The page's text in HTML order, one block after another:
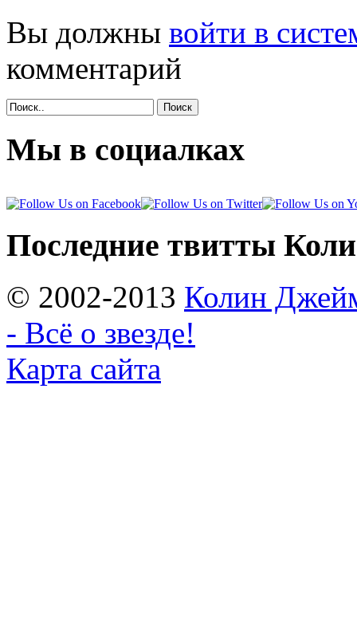
Вы должны войти в
комментарий
Поиск
Мы в социалках
Последние твитты
© 2002-2013 Колин
- Всё о звезде!
Карта сайта